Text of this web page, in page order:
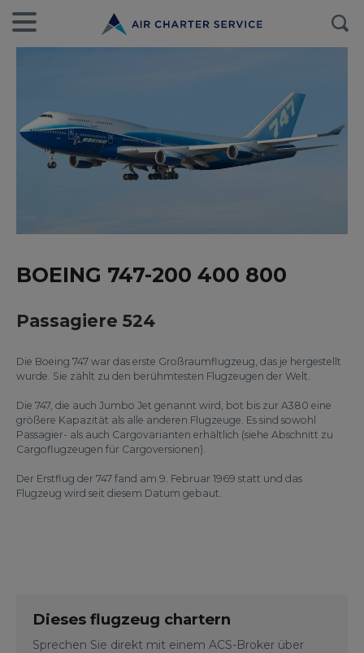
BOEING 747-200 400 800
Passagiere 524
Die Boeing 747 war das erste Großraumflugzeug, das je hergestellt
wurde. Sie zählt zu den berühmtesten Flugzeugen der Welt.
Die 747, die auch Jumbo Jet genannt wird, bot bis zur A380 eine
größere Kapazität als alle anderen Flugzeuge. Es sind sowohl
Passagier- als auch Cargovarianten erhältlich (siehe Abschnitt zu
Cargoflugzeugen für Cargoversionen).
Der Erstflug der 747 fand am 9. Februar 1969 statt und das
Flugzeug wird seit diesem Datum gebaut.
Dieses flugzeug chartern
Sprechen Sie direkt mit einem ACS-Broker über